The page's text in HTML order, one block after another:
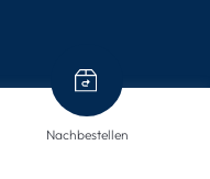
Nachbestellen